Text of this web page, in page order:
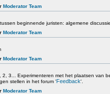
Moderator Team
beginnende juristen: algemene
Moderator Team
Moderator Team
2, 3... Experimenteren met het plaatsen van
stellen in het forum 'Feedback'.
Moderator Team